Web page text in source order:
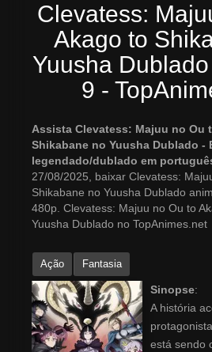
Clevatess:
Akago to
Yuusha
9 -
Assista Clevatess: Majuu no Ou
Shikabane no Yuusha Dublado -
legendado/dublado em
27/08/2025, baixar Clevatess:
Shikabane no Yuusha Dublado
480p. Clevatess: Majuu no Ou to
Yuusha Dublado no TopAnimes.net
Ação Fantasia
Sinopse:
A história
está sendo